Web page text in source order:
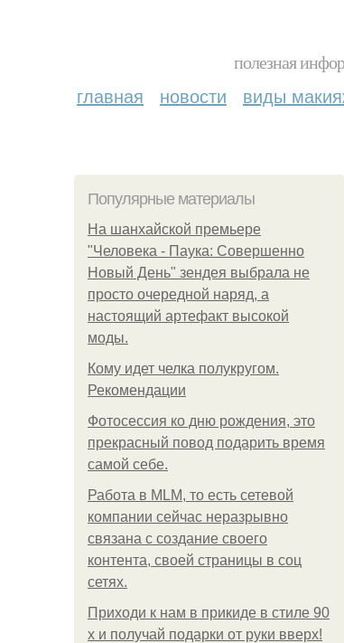
полезная
главная новости виды
Популярные материалы
На шанхайской премьере
"Человека - Паука: Совершенно
Новый День" зендея выбрала не
просто очередной наряд, а
настоящий артефакт высокой
моды.
Кому идет челка полукругом.
Рекомендации
Фотосессия ко дню рождения, это
прекрасный повод подарить время
самой себе.
Работа в MLM, то есть сетевой
компании сейчас неразрывно
связана с создание своего
контента, своей страницы в соц
сетях.
Приходи к нам в прикиде в стиле 90
х и получай подарки от руки вверх!